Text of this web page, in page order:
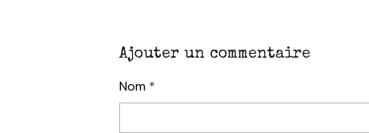
Ajouter un commentaire
Nom